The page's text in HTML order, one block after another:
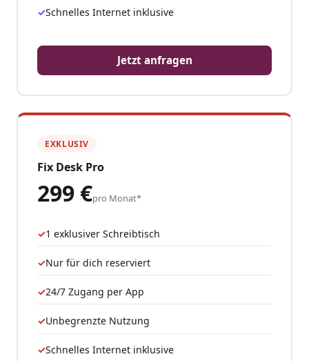
Schnelles Internet inklusive
Jetzt anfragen
EXKLUSIV
Fix Desk Pro
299 €pro Monat*
1 exklusiver Schreibtisch
Nur für dich reserviert
24/7 Zugang per App
Unbegrenzte Nutzung
Schnelles Internet inklusive